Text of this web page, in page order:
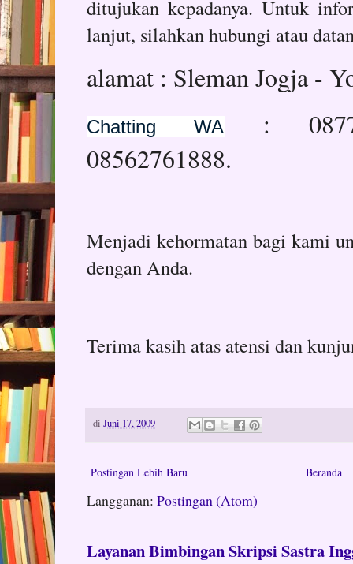
ditujukan kepadanya. Untuk
lanjut, silahkan hubungi atau
alamat : Sleman Jogja -
Chatting WA
:
08562761888.
Menjadi kehormatan bagi kami
dengan Anda.
Terima kasih atas atensi dan
di Juni 17, 2009
Postingan Lebih Baru Beranda
Langganan: Postingan (Atom)
Layanan Bimbingan Skripsi Sastra